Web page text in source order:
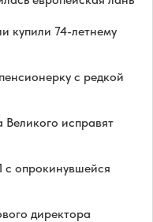
купили 74-летнему
с редкой
исправят
с опрокинувшейся
директора